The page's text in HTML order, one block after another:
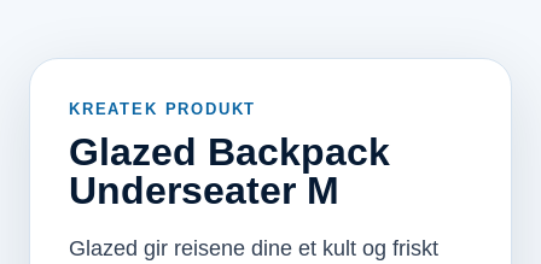
KREATEK PRODUKT
Glazed Backpack
Underseater M
Glazed gir reisene dine et kult og friskt